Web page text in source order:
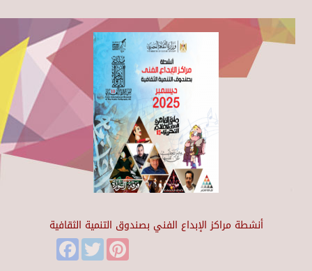
أنشطة مراكز الإبداع الفني بصندوق التنمية الثقافية
FacebookTwitter